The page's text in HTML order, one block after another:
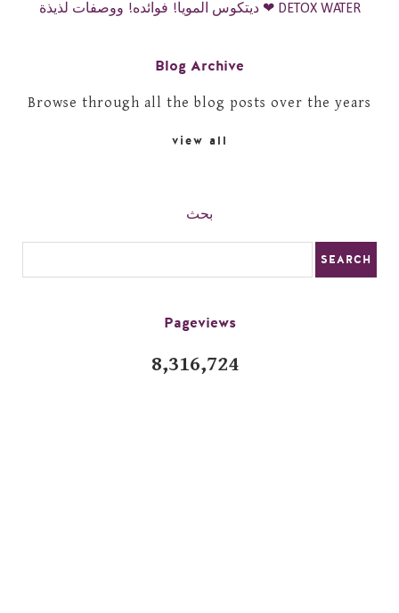
ديتكوس المويا! فوائده! ووصفات لذيذة ❤ DETOX WATER
Blog Archive
Browse through all the blog posts over the years
view all
بحث
Pageviews
8,316,724